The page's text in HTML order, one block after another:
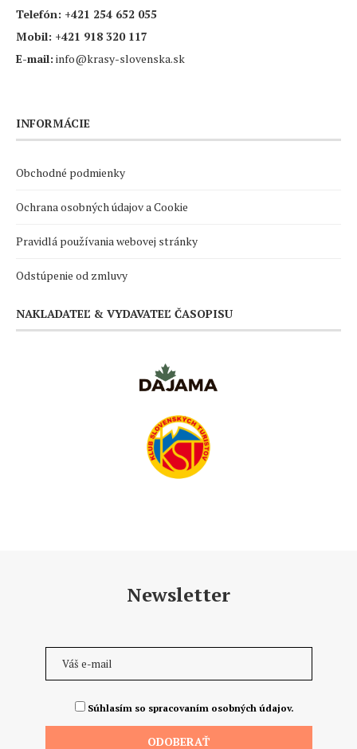
Telefón: +421 254 652 055
Mobil: +421 918 320 117
E-mail: info@krasy-slovenska.sk
INFORMÁCIE
Obchodné podmienky
Ochrana osobných údajov a Cookie
Pravidlá používania webovej stránky
Odstúpenie od zmluvy
NAKLADATEĽ & VYDAVATEĽ ČASOPISU
Newsletter
Súhlasím so spracovaním osobných údajov.